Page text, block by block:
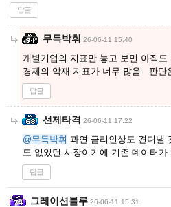
답글
무득박휘 26-06-11 15:40
개별기업의 지표만 놓고 보면 아직
경제의 악재 지표가 너무 많음. 판단
답글
선제타격 26-06-11 17:22
@무득박휘 과연 금리인상도 견뎌낼
도 없었던 시장이기에 기존 데이터가
답글
그레이션블루 26-06-11 15:31